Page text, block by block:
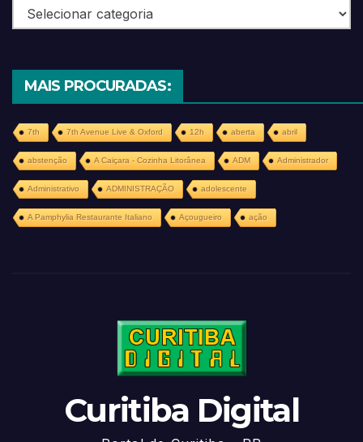
Categorias
MAIS PROCURADAS:
7th 7th Avenue Live & Oxford 12h aberta abril
abstenção A Caiçara - Cozinha Litorânea ADM Administrador
Administrativo ADMINISTRAÇÃO adolescente
A Pamphylia Restaurante Italiano Açougueiro ação
Curitiba Digital